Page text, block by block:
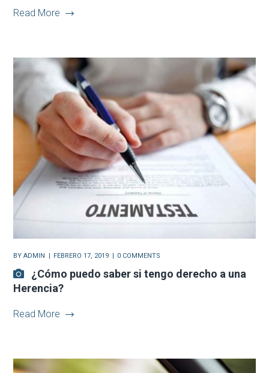
Read More
BYADMIN FEBRERO 17, 2019 0 COMMENTS
¿Cómo puedo saber si tengo derecho a una
Herencia?
Read More